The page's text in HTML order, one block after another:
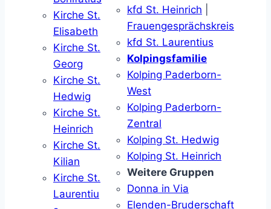
Kirche St.
Elisabeth
Kirche St.
Georg
Kirche St.
Hedwig
Kirche St.
Heinrich
Kirche St.
Kilian
Kirche St.
Laurentiu
kfd St. Heinrich
Frauengesprächskreis
kfd St. Laurentius
Kolpingsfamilie
Kolping Paderborn-
West
Kolping Paderborn-
Zentral
Kolping St. Hedwig
Kolping St. Heinrich
Weitere Gruppen
Donna in Via
Elenden-Bruderschaft